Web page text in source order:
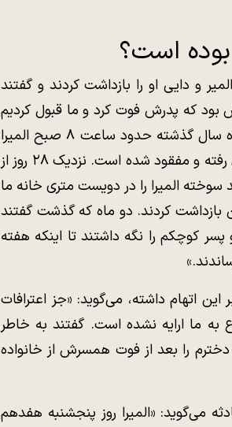
بوده است؟
و دایی او را بازداشت کردند و گفتند
بود که پدرش فوت کرد و ما قبول کردیم
سرپرستی او را به عهده بگیریم تا اینکه اواسط اسفند ماه سال گذشته حدود ساعت ۸ صبح المیرا
درحالی که داشته در حیاط خانه بازی می‌کرده به خیابان رفته و مفقود شده است. نزدیک ۲۸ روز از
المیرا را در دویست متری خانه ما
کردند. دو ماه که گذشت گفتند
کوچکم را نگه داشتند تا اینکه هفته
این اتهام داشته، می‌گوید: «جز اعترافات
ما ارایه نشده است. گفتند به خاطر
را بعد از فوت همسرش از خانواده
می‌گوید: «المیرا روز پنجشنبه هفدهم